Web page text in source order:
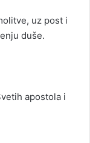
uz post i
duše.
apostola i